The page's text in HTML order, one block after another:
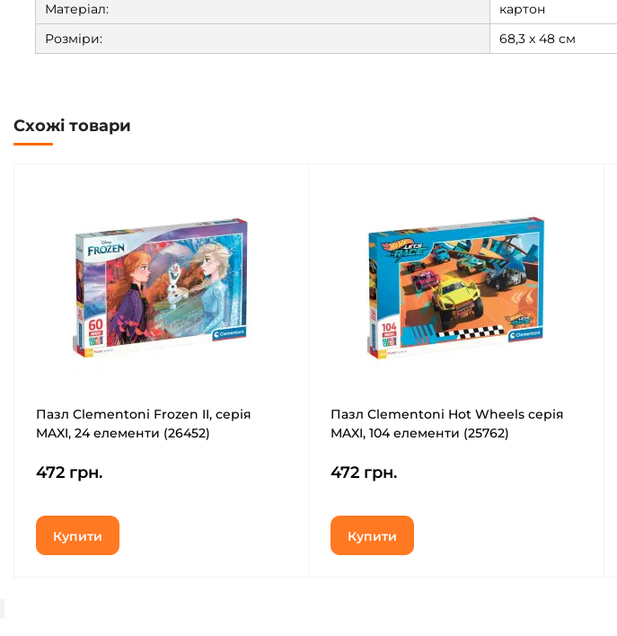
Матеріал:
картон
Розміри:
68,3 x 48 см
Схожі товари
Пазл Clementoni Frozen II, серія
MAXI, 24 елементи (26452)
472 грн.
Купити
Пазл Clementoni Hot Wheels серія
MAXI, 104 елементи (25762)
472 грн.
Купити